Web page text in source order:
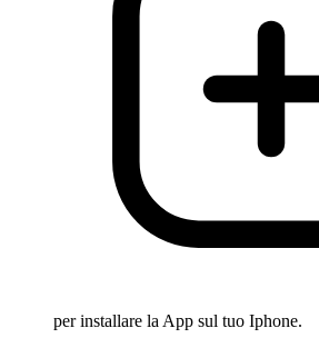
per installare la App sul tuo Iphone.